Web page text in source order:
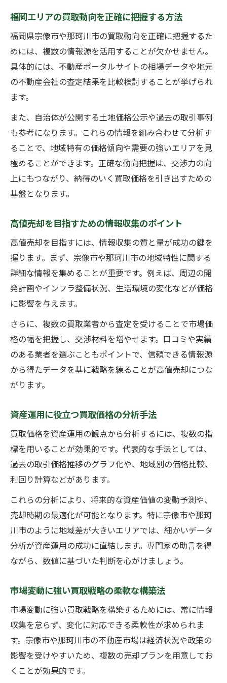
福岡エリアの買取動向を正確に把握する方法
福岡県宗像市や那珂川市の買取動向を正確に把握するた
めには、複数の情報源を活用することが欠かせません。
具体的には、不動産ポータルサイトの相場データや地元
の不動産会社の査定結果を比較検討することが挙げられ
ます。
また、自治体が公開する土地価格公示や過去の取引事例
も参考になります。これらの情報を組み合わせて分析す
ることで、地域特有の価格傾向や需要の強いエリアを見
極めることができます。正確な動向把握は、交渉力の向
上にもつながり、納得のいく買取価格を引き出すための
基盤となります。
高値売却を目指すための情報収集のポイント
高値売却を目指すには、情報収集の質と量が成功の鍵を
握ります。まず、宗像市や那珂川市の地域特性に関する
詳細な情報を集めることが重要です。例えば、周辺の開
発計画やインフラ整備状況、生活環境の変化などが価格
に影響を与えます。
さらに、複数の買取業者から査定を受けることで市場価
格の幅を把握し、交渉材料を増やせます。口コミや実績
のある業者を選ぶこともポイントで、信頼できる情報源
から得たデータを基に戦略を練ることが高値売却につな
がります。
資産運用に役立つ買取価格の分析手法
買取価格を資産運用の観点から分析するには、複数の指
標を用いることが効果的です。代表的な手法としては、
過去の取引価格推移のグラフ化や、地域別の価格比較、
利回り計算などがあります。
これらの分析により、将来的な資産価値の変動予測や、
売却時期の最適化が可能となります。特に宗像市や那珂
川市のように地域差が大きいエリアでは、細かいデータ
分析が資産運用の成功に直結します。専門家の助言を得
ながら、数値に基づいた判断を心がけましょう。
市場変動に強い買取戦略の柔軟な構築法
市場変動に強い買取戦略を構築するためには、常に情報
収集を怠らず、変化に対応できる柔軟性が求められま
す。宗像市や那珂川市の不動産市場は経済状況や政策の
影響を受けやすいため、複数の売却プランを用意してお
くことが効果的です。